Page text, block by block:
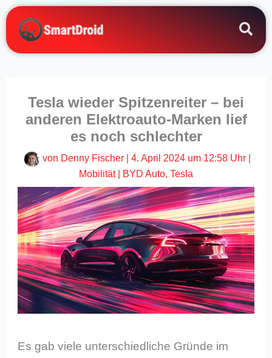
Zum
Inhalt
springen
Tesla wieder Spitzenreiter – bei
anderen Elektroauto-Marken lief
es noch schlechter
von Denny Fischer 4. April 2024 um 12:58 Uhr
Mobilität| BYD Auto, Tesla
Es gab viele unterschiedliche Gründe im